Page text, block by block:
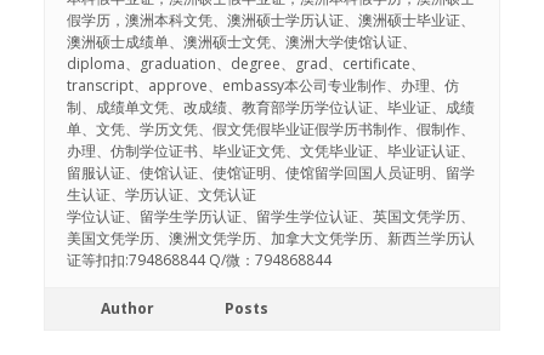
假学历，澳洲本科文凭、澳洲硕士学历认证、澳洲硕士毕业证、
澳洲硕士成绩单、澳洲硕士文凭、澳洲大学使馆认证、
diploma、graduation、degree、grad、certificate、
transcript、approve、embassy本公司专业制作、办理、仿
制、成绩单文凭、改成绩、教育部学历学位认证、毕业证、成绩
单、文凭、学历文凭、假文凭假毕业证假学历书制作、假制作、
办理、仿制学位证书、毕业证文凭、文凭毕业证、毕业证认证、
留服认证、使馆认证、使馆证明、使馆留学回国人员证明、留学
生认证、学历认证、文凭认证
学位认证、留学生学历认证、留学生学位认证、英国文凭学历、
美国文凭学历、澳洲文凭学历、加拿大文凭学历、新西兰学历认
证等扣扣:794868844 Q/微：794868844
Author Posts